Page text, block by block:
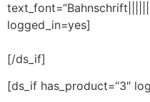
logged_in=yes]
[/ds_if]
[ds_if has_product=“3″